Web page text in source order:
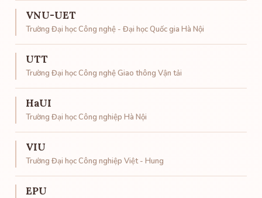
VNU-UET
Trường Đại học Công nghệ - Đại học Quốc gia Hà Nội
UTT
Trường Đại học Công nghệ Giao thông Vận tải
HaUI
Trường Đại học Công nghiệp Hà Nội
VIU
Trường Đại học Công nghiệp Việt - Hung
EPU